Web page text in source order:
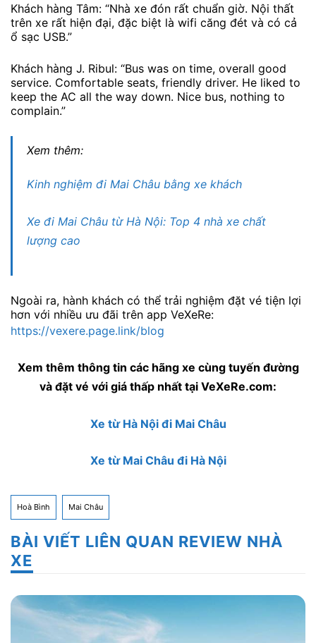
Khách hàng Tâm: “Nhà xe đón rất chuẩn giờ. Nội thất
trên xe rất hiện đại, đặc biệt là wifi căng đét và có cả
ổ sạc USB.”
Khách hàng J. Ribul: “Bus was on time, overall good
service. Comfortable seats, friendly driver. He liked to
keep the AC all the way down. Nice bus, nothing to
complain.”
Xem thêm:
Kinh nghiệm đi Mai Châu bằng xe khách
Xe đi Mai Châu từ Hà Nội: Top 4 nhà xe chất
lượng cao
Ngoài ra, hành khách có thể trải nghiệm đặt vé tiện lợi
hơn với nhiều ưu đãi trên app VeXeRe:
https://vexere.page.link/blog
Xem thêm thông tin các hãng xe cùng tuyến đường
và đặt vé với giá thấp nhất tại VeXeRe.com:
Xe từ Hà Nội đi Mai Châu
Xe từ Mai Châu đi Hà Nội
Hoà Bình Mai Châu
BÀI VIẾT LIÊN QUAN REVIEW NHÀ
XE